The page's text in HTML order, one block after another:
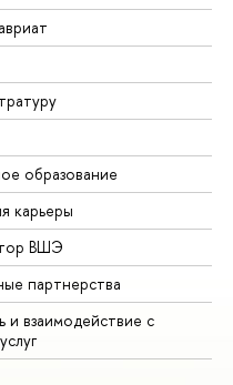
образование
карьеры
ВШЭ
партнерства
и взаимодействие с